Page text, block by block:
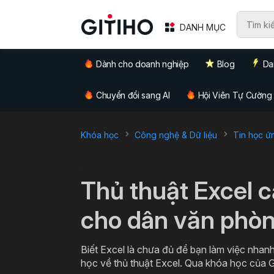
DANH MỤC
Dành cho doanh nghiệp Blog
Chuyển đổi sang AI Hội Viên Tự Cường
Khóa học Công nghệ & Dữ liệu Tin học
Thủ thuật Excel
cho dân văn
Biết Excel là chưa đủ để bạn làm việc
học về thủ thuật Excel. Qua khóa học của